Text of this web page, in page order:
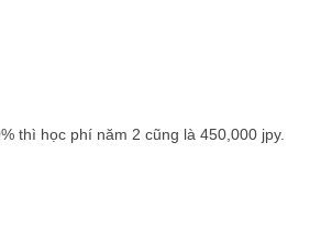
thì học phí năm 2 cũng là 450,000 jpy.